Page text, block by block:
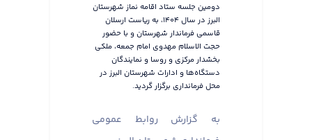
دومین جلسه ستاد اقامه نماز شهرستان
البرز در سال ۱۴۰۴، به ریاست ارسلان
قاسمی فرماندار شهرستان و با حضور
حجت الاسلام مهدوی امام جمعه، ملکی
بخشدار مرکزی و روسا و نمایندگان
دستگاه‌ها و ادارات شهرستان البرز در
محل فرمانداری برگزار گردید.
به گزارش روابط عمومی